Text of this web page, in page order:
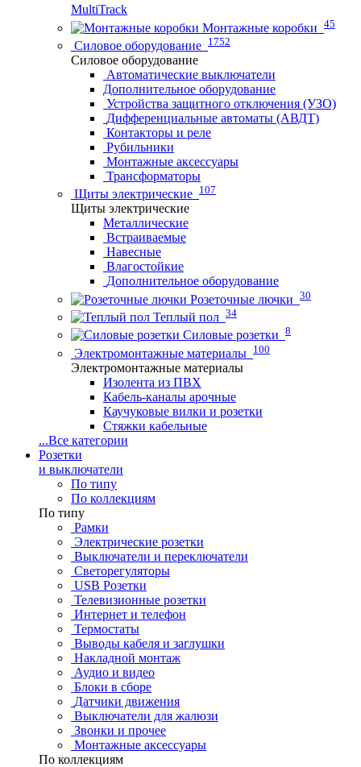
MultiTrack
Монтажные коробки 45
Силовое оборудование 1752
Силовое оборудование
Автоматические выключатели
Дополнительное оборудование
Устройства защитного отключения (УЗО)
Дифференциальные автоматы (АВДТ)
Контакторы и реле
Рубильники
Монтажные аксессуары
Трансформаторы
Щиты электрические 107
Щиты электрические
Металлические
Встраиваемые
Навесные
Влагостойкие
Дополнительное оборудование
Розеточные лючки 30
Теплый пол 34
Силовые розетки 8
Электромонтажные материалы 100
Электромонтажные материалы
Изолента из ПВХ
Кабель-каналы арочные
Каучуковые вилки и розетки
Стяжки кабельные
...Все категории
Розетки
и выключатели
По типу
По коллекциям
По типу
Рамки
Электрические розетки
Выключатели и переключатели
Светорегуляторы
USB Розетки
Телевизионные розетки
Интернет и телефон
Термостаты
Выводы кабеля и заглушки
Накладной монтаж
Аудио и видео
Блоки в сборе
Датчики движения
Выключатели для жалюзи
Звонки и прочее
Монтажные аксессуары
По коллекциям